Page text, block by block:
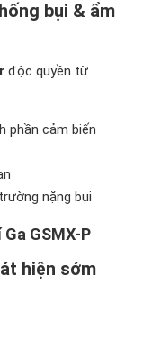
bụi & ẩm
độc quyền từ
phần cảm biến
nặng bụi
GSMX-P
hiện sớm